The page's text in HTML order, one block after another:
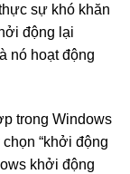
sự khó khăn
động lại
nó hoạt động
trong Windows
“khởi động
khởi động